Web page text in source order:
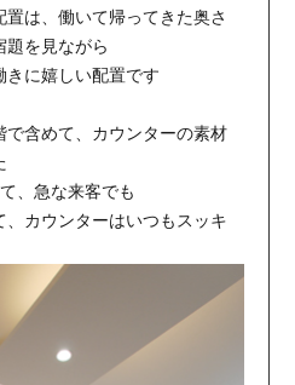
は、働いて帰ってきた奥さ
題を見ながら
きに嬉しい配置です
含めて、カウンターの素材
、急な来客でも
カウンターはいつもスッキ